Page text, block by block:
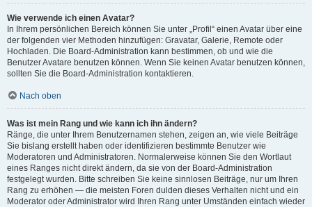
Wie verwende ich einen Avatar?
In Ihrem persönlichen Bereich können Sie unter „Profil“ einen Avatar über eine
der folgenden vier Methoden hinzufügen: Gravatar, Galerie, Remote oder
Hochladen. Die Board-Administration kann bestimmen, ob und wie die
Benutzer Avatare benutzen können. Wenn Sie keinen Avatar benutzen können,
sollten Sie die Board-Administration kontaktieren.
Nach oben
Was ist mein Rang und wie kann ich ihn ändern?
Ränge, die unter Ihrem Benutzernamen stehen, zeigen an, wie viele Beiträge
Sie bislang erstellt haben oder identifizieren bestimmte Benutzer wie
Moderatoren und Administratoren. Normalerweise können Sie den Wortlaut
eines Ranges nicht direkt ändern, da sie von der Board-Administration
festgelegt wurden. Bitte schreiben Sie keine sinnlosen Beiträge, nur um Ihren
Rang zu erhöhen — die meisten Foren dulden dieses Verhalten nicht und ein
Moderator oder Administrator wird Ihren Rang unter Umständen einfach wieder